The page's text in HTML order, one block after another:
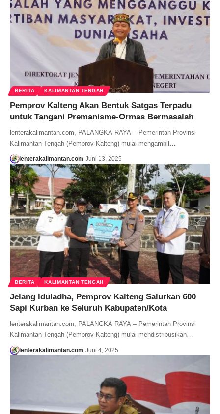
BERITA KALIMANTAN TENGAH
Pemprov Kalteng Akan Bentuk Satgas Terpadu
untuk Tangani Premanisme-Ormas Bermasalah
lenterakalimantan.com, PALANGKA RAYA – Pemerintah Provinsi
Kalimantan Tengah (Pemprov Kalteng) mulai mengambil…
lenterakalimantan.com Juni 13, 2025
BERITA KALIMANTAN TENGAH
Jelang Iduladha, Pemprov Kalteng Salurkan 600
Sapi Kurban ke Seluruh Kabupaten/Kota
lenterakalimantan.com, PALANGKA RAYA – Pemerintah Provinsi
Kalimantan Tengah (Pemprov Kalteng) mulai mendistribusikan…
lenterakalimantan.com Juni 4, 2025